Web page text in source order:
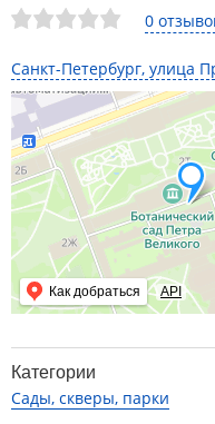
0
Санкт-Петербург, улица
Как добраться API
Категории
Сады, скверы, парки